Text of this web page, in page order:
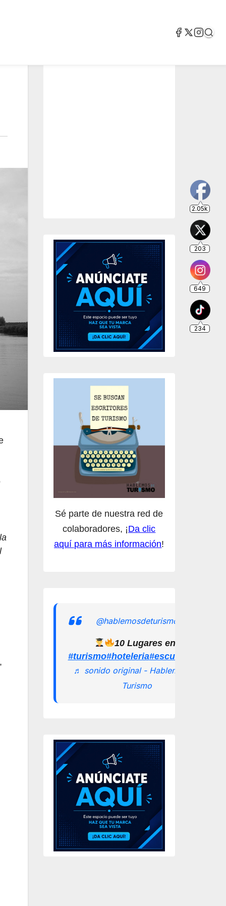
Sé parte de nuestra red de
colaboradores, ¡Da clic
aquí para más información!
@hablemosdeturismomx
10 Lugares en los que
#turismo#hoteleria
♬ sonido original - Hablemos de
Turismo
2.05k
203
649
234